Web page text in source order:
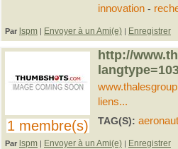
innovation-
Par lspm | Envoyer à un Ami(e) | Enregistrer
1 membre(s)
http://
liens...
TAG(S):
Par lspm | Envoyer à un Ami(e) | Enregistrer